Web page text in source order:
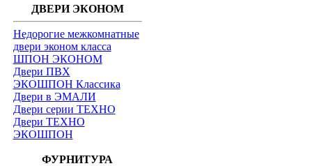
ДВЕРИ ЭКОНОМ
Недорогие межкомнатные
двери эконом класса
ШПОН ЭКОНОМ
Двери ПВХ
ЭКОШПОН Классика
Двери в ЭМАЛИ
Двери серии ТЕХНО
Двери ТЕХНО
ЭКОШПОН
ФУРНИТУРА